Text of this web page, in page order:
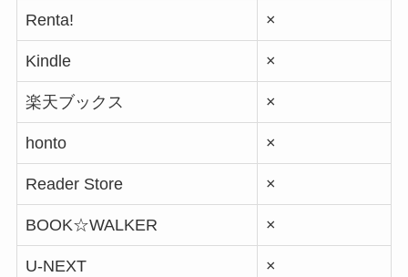
Renta! ×
Kindle ×
楽天ブックス ×
honto ×
Reader Store ×
BOOK☆WALKER ×
U-NEXT ×